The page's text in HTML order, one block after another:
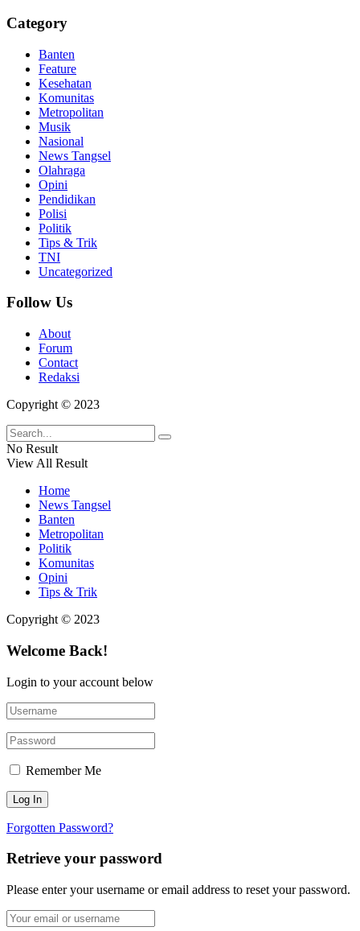
Category
Banten
Feature
Kesehatan
Komunitas
Metropolitan
Musik
Nasional
News Tangsel
Olahraga
Opini
Pendidikan
Polisi
Politik
Tips & Trik
TNI
Uncategorized
Follow Us
About
Forum
Contact
Redaksi
Copyright © 2023
No Result
View All Result
Home
News Tangsel
Banten
Metropolitan
Politik
Komunitas
Opini
Tips & Trik
Copyright © 2023
Welcome Back!
Login to your account below
Remember Me
Forgotten Password?
Retrieve your password
Please enter your username or email address to reset your password.